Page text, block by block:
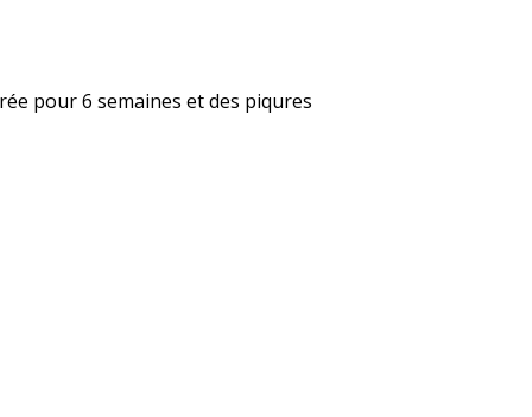
pour 6 semaines et des piqures